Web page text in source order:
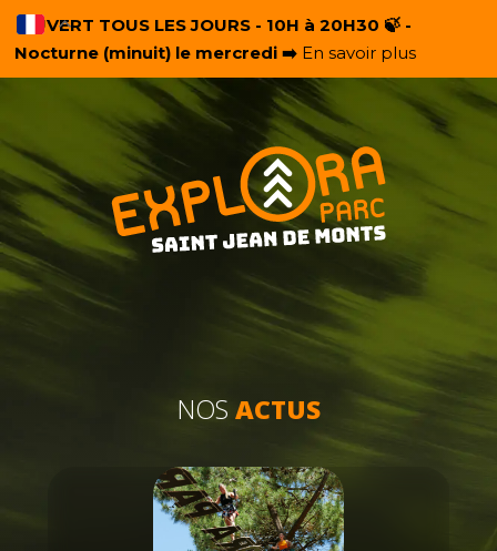
OUVERT TOUS LES JOURS - 10H à 20H30 🍃 -
Nocturne (minuit) le mercredi ➡️ En savoir plus
NOS ACTUS